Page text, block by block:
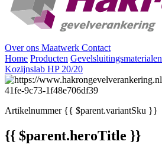
Over ons Maatwerk Contact
Home Producten Gevelsluitingsmaterialen
Kozijnslab HP 20/20
Artikelnummer{{ $parent.variantSku }}
{{ $parent.heroTitle }}